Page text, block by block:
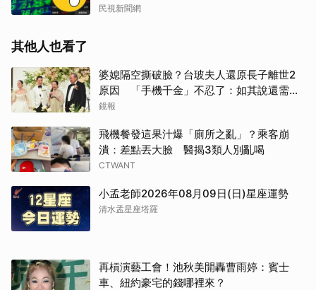
民視新聞網
其他人也看了
婆媳隔空撕破臉？台玻夫人還原長子離世2
原因 「手機千金」不忍了：如其說還需要
離開嗎？
鏡報
飛機餐發這果汁爆「廁所之亂」？乘客崩
潰：差點丟大臉 醫揭3類人別亂喝
CTWANT
小孟老師2026年08月09日(日)星座運勢
清水孟星座塔羅
再槓演藝工會！池秋美開轟曹雨婷：賓士
車、紐約豪宅的錢哪裡來？